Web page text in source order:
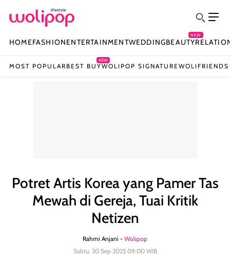
HOMEFASHIONENTERTAINMENTWEDDINGBEAUTY
NEW
MOST POPULAR BEST BUY
NEW
WOLIPOP SIGNATUREWOLIFRIENDS
Potret Artis Korea yang Pamer Tas
Mewah di Gereja, Tuai Kritik
Netizen
Rahmi Anjani - Wolipop
Sabtu, 20 Sep 2025 09:00 WIB